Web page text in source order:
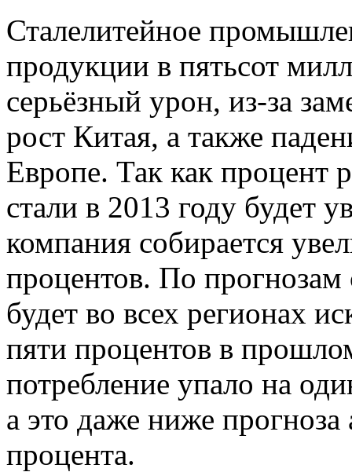
Сталелитейное
продукции в пятьсот
серьёзный урон, из-за
рост Китая, а также
Европе. Так как процент
стали в 2013 году будет
компания собирается
процентов. По прогнозам
будет во всех регионах
пяти процентов в
потребление упало на
а это даже ниже прогноза
процента.